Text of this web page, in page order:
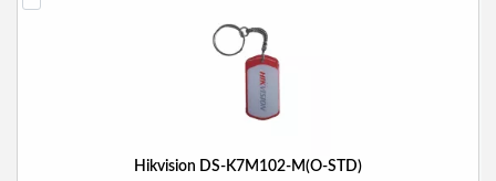
Hikvision DS-K7M102-M(O-STD)